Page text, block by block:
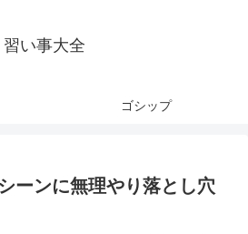
習い事大全
ゴシップ
ーンに無理やり落とし穴